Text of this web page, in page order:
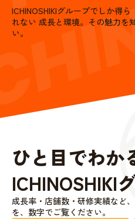
ICHINOSHIKIグループでしか得ら
れない 成長と環境。その魅力を
い。
ひと目でわか
ICHINOSHIKI
成長率・店舗数・研修実績など、
を、数字でご覧ください。